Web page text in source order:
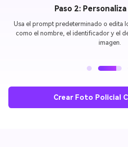
Paso 3. Genera y
Haz clic enGenerary deja que
encargue del resto. En segundos, tu
por IA estará lista para
Crear Foto Policial